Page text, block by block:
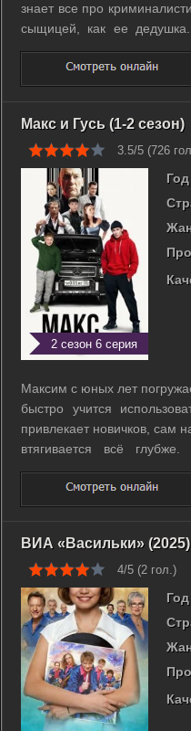
знает все про
сыщицей, как ее
слово Варвары. Приехав
поселок Верховой,
таинственных преступлений
Макс и Гусь (1-2 сезон)
3.5/5 (726
2 сезон 6 серия
Максим с юных лет
быстро учится
привлекает новичков, сам
втягивается всё
игроку, Максим выходит
участвует в
босса. Вскоре он ...
ВИА «Васильки» (2025)
4/5 (2 гол.)